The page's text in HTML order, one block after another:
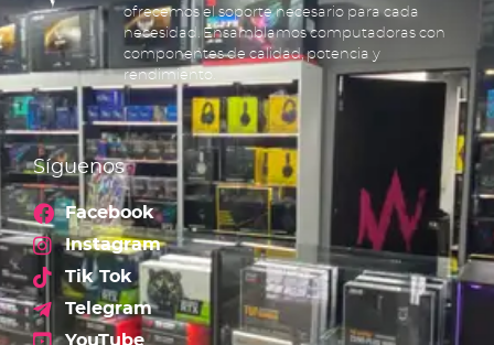
ofrecemos el soporte necesario para cada
necesidad. Ensamblamos computadoras con
componentes de calidad, potencia y
rendimiento.
Síguenos
Facebook
Instagram
Tik Tok
Telegram
YouTube